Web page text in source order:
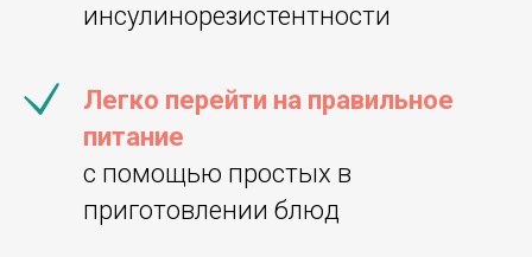
инсулинорезистентности
Легко перейти на правильное
питание
с помощью простых в
приготовлении блюд